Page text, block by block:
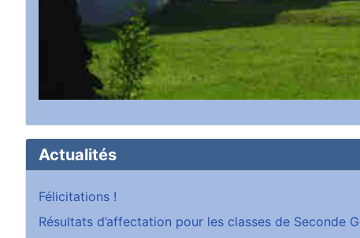
Actualités
Félicitations !
Résultats d’affectation pour les classes de Seconde